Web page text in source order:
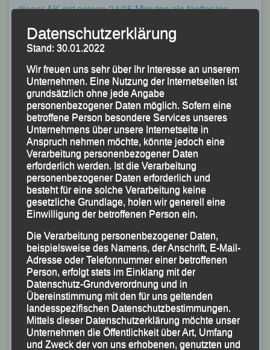
dieser AK mit seinen 24:05 Minuten als fünfter ins
Ziel;
Gerhard Bauer
wurde mit 26:38 Minuten Siebter.
Im Männer-Rennen, wo 6.600 m bzw. vier Runden zu
bewältigen waren, warSascha Jäger, der hinter
Michael Müller (WSV Rastbüchl) und Marco Schmeizl
(Nordicfreunde Hauzenberg) nach 23:55 Minuten als
Dritter der Gesamtwertung und Sieger seiner AK M 45
ins Ziel kam, schnellster LG`ler.
Markus Weinertbelegte mit 24:02 Minuten Platz Vier
des Gesamteinlaufs und holte Silber in der
Allgemeinen Männer-Klasse. Mit seiner Endzeit von
24:06 Minuten durfte sich Florian Kapferüber den
Sieg in seiner AK M 30 freuen, wo er Andreas Balzer
(Nordicfreunde Hau-zenberg) und Marco Schmid auf
die weiteren Plätze verwies. 25:27 Minuten
bedeuteten fürAxel Branddie Bronzemedaille in der
AK M 45;Thomas Kopfingerbelegte mit 32:50
Minuten Rang Sieben.
In der AK M 50 liefManfred Ammerlnach 26:24
Minuten als Vierter über die Ziellinie.
Datenschutzerklärung
Stand: 30.01.2022
Wir freuen uns sehr über Ihr Interesse an unserem
Unternehmen. Eine Nutzung der Internetseiten ist
grundsätzlich ohne jede Angabe
personenbezogener Daten möglich. Sofern eine
betroffene Person besondere Services unseres
Unternehmens über unsere Internetseite in
Anspruch nehmen möchte, könnte jedoch eine
Verarbeitung personenbezogener Daten
erforderlich werden. Ist die Verarbeitung
personenbezogener Daten erforderlich und
besteht für eine solche Verarbeitung keine
gesetzliche Grundlage, holen wir generell eine
Einwilligung der betroffenen Person ein.
Die Verarbeitung personenbezogener Daten,
beispielsweise des Namens, der Anschrift, E-Mail-
Adresse oder Telefonnummer einer betroffenen
Person, erfolgt stets im Einklang mit der
Datenschutz-Grundverordnung und in
Übereinstimmung mit den für uns geltenden
landesspezifischen Datenschutzbestimmungen.
Mittels dieser Datenschutzerklärung möchte unser
Unternehmen die Öffentlichkeit über Art, Umfang
und Zweck der von uns erhobenen, genutzten und